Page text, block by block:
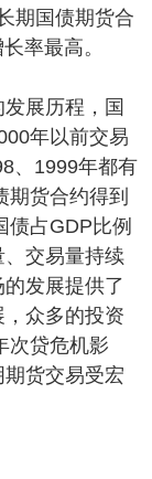
期国债期货合
率最高。
展历程，国
年以前交易
、1999年都有
货合约得到
债占GDP比例
交易量持续
发展提供了
众多的投资
次贷危机影
货交易受宏